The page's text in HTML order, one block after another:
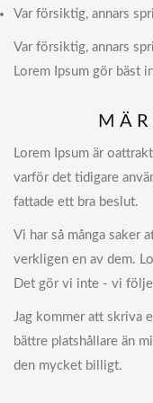
Var försiktig, annars
Var försiktig, annars
Lorem Ipsum gör bäst
Lorem Ipsum är
varför det tidigare
fattade ett bra beslut.
Vi har så många saker
verkligen en av dem.
Det gör vi inte - vi
Jag kommer att skriva
bättre platshållare än
den mycket billigt.